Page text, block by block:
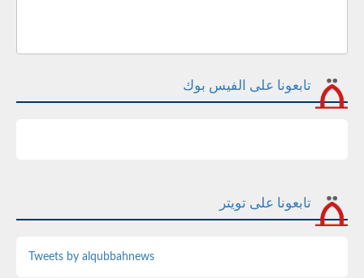
تابعونا على الفيس بوك
تابعونا على تويتر
Tweets by alqubbahnews